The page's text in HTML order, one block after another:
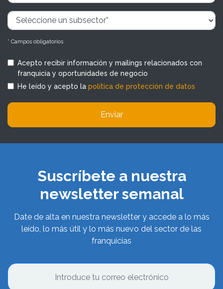
* Campos obligatorios
Acepto recibir información y mailings relacionados con
franquicia y oportunidades de negocio
He leído y acepto la política de protección de datos
Enviar
Suscríbete a nuestra
newsletter semanal
Date de alta en nuestra newsletter y accede a lo más
leído, lo más útil y lo más nuevo del sector de las
franquicias